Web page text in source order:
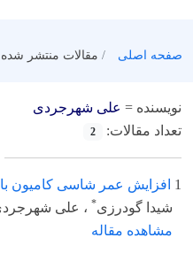
صفحه اصلی مقالات منتشر شده
نویسنده = علی شهرجردی
تعداد مقالات:
2
1 افزایش عمر شاسی کامیون با
شیدا گودرزی* ، علی
مشاهده مقاله